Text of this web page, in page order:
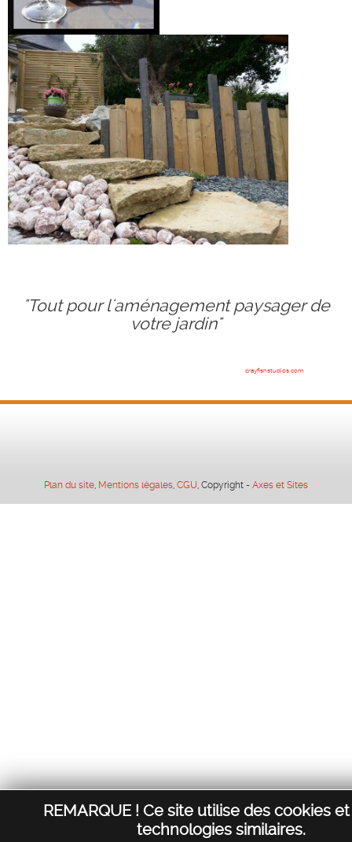
"Tout pour l'aménagement paysager de
votre jardin"
crayfishstudios.com
REMARQUE ! Ce site utilise des cookies
technologies similaires.
Plan du site, Mentions légales, CGU, Copyright - Axes et Sites